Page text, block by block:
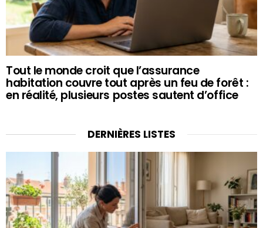
Tout le monde croit que l’assurance
habitation couvre tout après un feu de forêt :
en réalité, plusieurs postes sautent d’office
DERNIÈRES LISTES